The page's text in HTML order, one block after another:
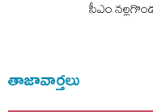
సీఎం
తాజావార్తలు